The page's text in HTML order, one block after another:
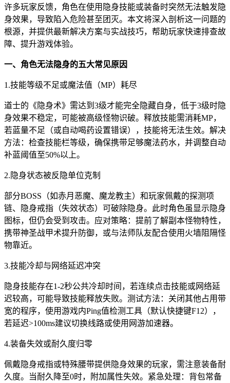
许多玩家反馈，角色在使用隐身技能或装备时突然无法触发隐
身效果，导致陷入危险甚至团灭。本文将深入剖析这一问题的
根源，并提供最新解决方案与实战技巧，帮助玩家快速排查故
障、提升游戏体验。
一、角色无法隐身的五大常见原因
1.技能等级不足或魔法值（MP）耗尽
道士的《隐身术》需达到3级才能完全隐藏自身，低于3级时隐
身效果不稳定，可能被高级怪物识破。释放技能需消耗MP，
若蓝量不足（或自动喝药设置错误），技能将无法生效。解决
方法：检查技能栏等级，确保携带足够魔法药水，并调整自动
补蓝阈值至50%以上。
2.隐身状态被反隐单位克制
部分BOSS（如赤月恶魔、魔龙教主）和玩家佩戴的探测项
链、隐身戒指（失效状态）可破除隐身。此时角色虽显示隐身
图标，但仍会受到攻击。应对策略：提前了解副本怪物特性，
携带神圣战甲术提升防御，或与法师队友配合使用火墙阻隔怪
物靠近。
3.技能冷却与网络延迟冲突
隐身技能存在1-2秒公共冷却时间，若连续点击技能或网络延
迟较高，可能导致技能释放失败。测试方法：关闭其他占用带
宽的程序，使用游戏内Ping值检测工具（默认快捷键F12），
若延迟>100ms建议切换线路或使用网游加速器。
4.装备失效或耐久度归零
佩戴隐身戒指或特殊腰带提供隐身效果的玩家，需注意装备耐
久度。当耐久降至0时，附加属性失效。紧急处理：背包常备